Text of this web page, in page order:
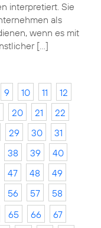
interpretiert. Sie
als
wenn es mit
[…]
9 10 11
12
20 21
22
29 30
31
38 39
40
47 48
49
56 57
58
65 66
67